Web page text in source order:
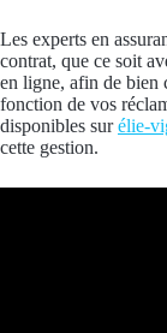
Les experts en
contrat, que ce soit
en ligne, afin de bien
fonction de vos
disponibles surélie-
cette gestion.